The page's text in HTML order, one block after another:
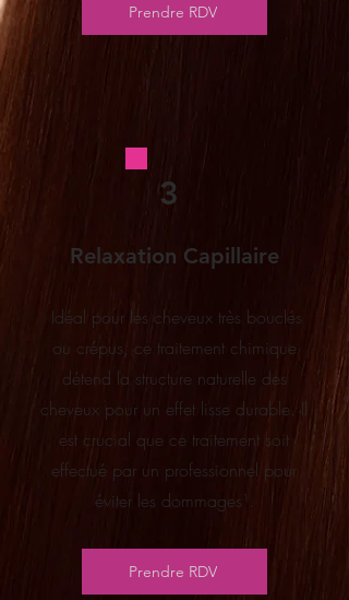
Prendre RDV
3
Relaxation Capillaire
Idéal pour les cheveux très bouclés
ou crépus, ce traitement chimique
détend la structure naturelle des
cheveux pour un effet lisse durable. Il
est crucial que ce traitement soit
effectué par un professionnel pour
éviter les dommages¹.
Prendre RDV